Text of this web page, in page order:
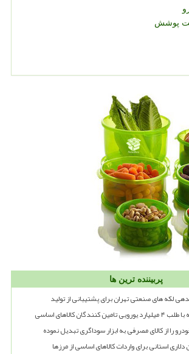
پوشش
پربیننده ترین ها
لکه های صنعتی تهران برای پشتیبانی از تولید
کالاهای اساسی
را از کالای مصرفی به ابزار سوداگری تبدیل نموده